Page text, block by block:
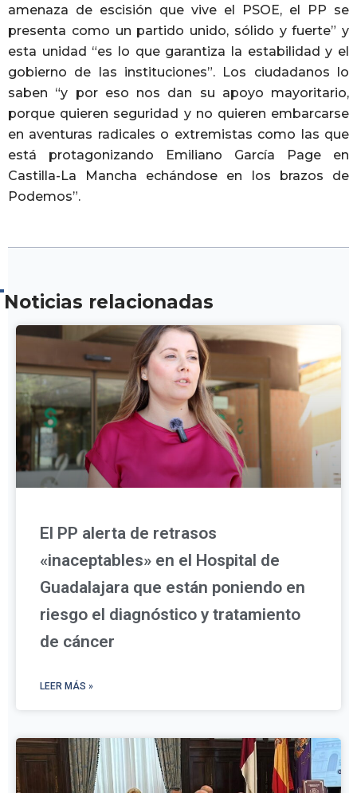
amenaza de escisión que vive el PSOE, el PP se
presenta como un partido unido, sólido y fuerte” y
esta unidad “es lo que garantiza la estabilidad y el
gobierno de las instituciones”. Los ciudadanos lo
saben “y por eso nos dan su apoyo mayoritario,
porque quieren seguridad y no quieren embarcarse
en aventuras radicales o extremistas como las que
está protagonizando Emiliano García Page en
Castilla-La Mancha echándose en los brazos de
Podemos”.
Noticias relacionadas
El PP alerta de retrasos
«inaceptables» en el Hospital de
Guadalajara que están poniendo en
riesgo el diagnóstico y tratamiento
de cáncer
LEER MÁS »